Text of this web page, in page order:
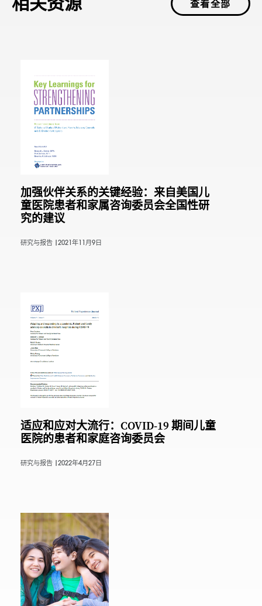
查看全部
加强伙伴关系的关键经验：来自美国儿
童医院患者和家属咨询委员会全国性研
究的建议
研究与报告 | 2021年11月9日
适应和应对大流行：COVID-19 期间儿童
医院的患者和家庭咨询委员会
研究与报告 | 2022年4月27日